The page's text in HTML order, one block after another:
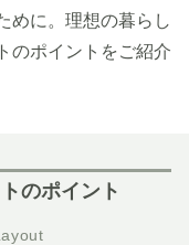
めに。理想の暮らし
のポイントをご紹介
のポイント